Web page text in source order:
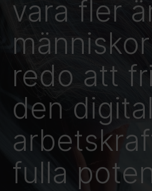
vara fler
redo att
den
fulla